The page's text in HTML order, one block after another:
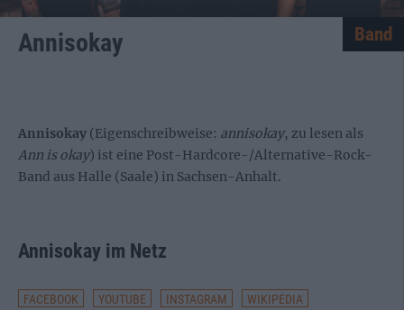
Annisokay Band
Annisokay (Eigenschreibweise: annisokay, zu lesen als
Ann is okay) ist eine Post-Hardcore-/Alternative-Rock-
Band aus Halle (Saale) in Sachsen-Anhalt.
Annisokay im Netz
FACEBOOK YOUTUBE INSTAGRAM WIKIPEDIA